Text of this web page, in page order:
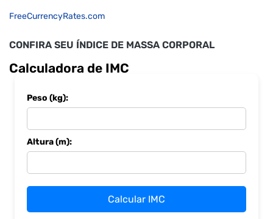
FreeCurrencyRates.com
CONFIRA SEU ÍNDICE DE MASSA CORPORAL
Calculadora de IMC
Peso (kg):
Altura (m):
Calcular IMC